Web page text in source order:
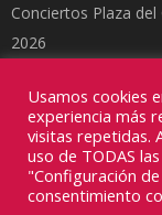
Conciertos Plaza del
2026
Usamos cookies
experiencia más
visitas repetidas.
uso de TODAS
"Configuración
consentimiento